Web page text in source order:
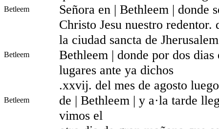
Betleem
Señora en | Bethleem | donde
Christo Jesu nuestro redentor.
Betleem
la ciudad sancta de
Bethleem | donde por dos
lugares ante ya dichos
Betleem
.xxvij. del mes de agosto
de | Bethleem | y a·la tarde
vimos el